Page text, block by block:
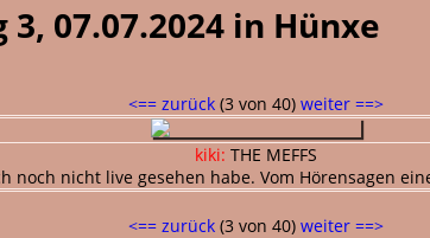
07.07.2024 in Hünxe
<== zurück(3 von 40) weiter ==>
kiki: THE MEFFS
noch nicht live gesehen habe. Vom Hörensagen
<== zurück(3 von 40) weiter ==>